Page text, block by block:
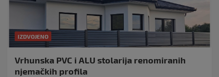
IZDVOJENO
Vrhunska PVC i ALU stolarija renomiranih
njemačkih profila